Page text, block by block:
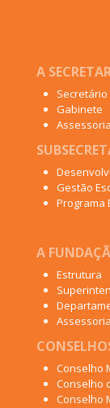
A
Secretário
Gabinete
Gestão
Programa
A
Estrutura
Conselho
Conselho
Conselho